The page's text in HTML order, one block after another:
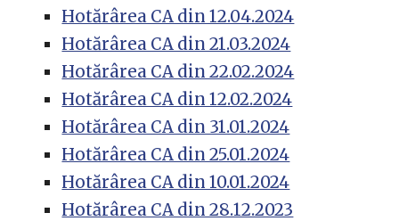
Hotărârea CA din 12.04.2024
Hotărârea CA din 21.03.2024
Hotărârea CA din 22.02.2024
Hotărârea CA din 12.02.2024
Hotărârea CA din 31.01.2024
Hotărârea CA din 25.01.2024
Hotărârea CA din 10.01.2024
Hotărârea CA din 28.12.2023